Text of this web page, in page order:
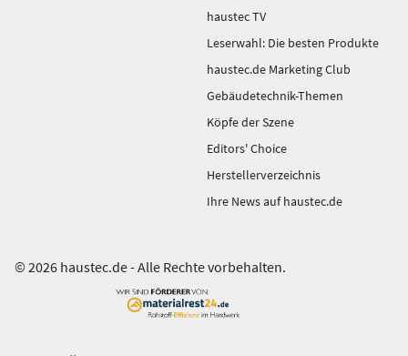
haustec TV
Leserwahl: Die besten Produkte
haustec.de Marketing Club
Gebäudetechnik-Themen
Köpfe der Szene
Editors' Choice
Herstellerverzeichnis
Ihre News auf haustec.de
© 2026 haustec.de - Alle Rechte vorbehalten.